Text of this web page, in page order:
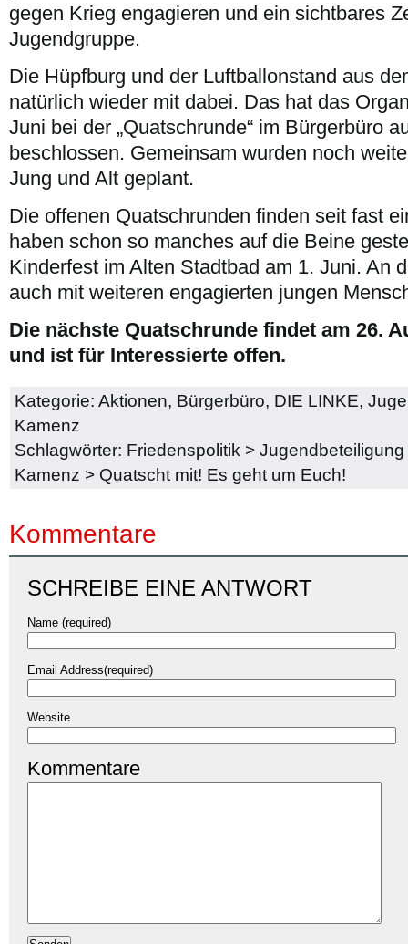
gegen Krieg engagieren und ein sichtbares
Jugendgruppe.
Die Hüpfburg und der Luftballonstand aus
natürlich wieder mit dabei. Das hat das
Juni bei der „Quatschrunde“ im Bürgerbüro
beschlossen. Gemeinsam wurden noch
Jung und Alt geplant.
Die offenen Quatschrunden finden seit fast
haben schon so manches auf die Beine
Kinderfest im Alten Stadtbad am 1. Juni. An
auch mit weiteren engagierten jungen
Die nächste Quatschrunde findet am 26.
und ist für Interessierte offen.
Kategorie: Aktionen, Bürgerbüro, DIE LINKE,
Kamenz
Schlagwörter: Friedenspolitik > Jugendbeteiligung
Kamenz > Quatscht mit! Es geht um Euch!
Kommentare
SCHREIBE EINE ANTWORT
Name (required)
Email Address(required)
Website
Kommentare